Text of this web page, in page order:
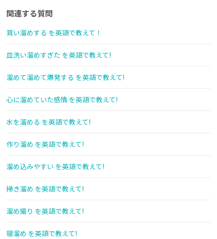
関連する質問
買い溜めする を英語で教えて！
皿洗い溜めすぎた を英語で教えて!
溜めて溜めて爆発する を英語で教えて!
心に溜めていた感情 を英語で教えて!
水を溜める を英語で教えて!
作り溜め を英語で教えて!
溜め込みやすい を英語で教えて!
掃き溜め を英語で教えて!
溜め撮り を英語で教えて!
寝溜め を英語で教えて!